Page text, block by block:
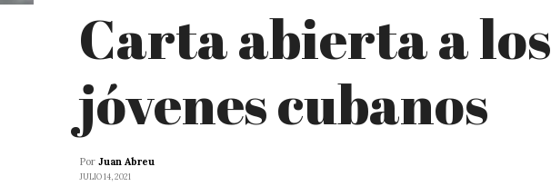
Carta abierta a los
jóvenes cubanos
Por Juan Abreu
JULIO 14, 2021